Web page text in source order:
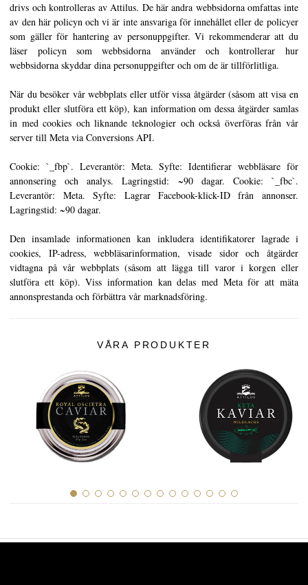
drivs och kontrolleras av Attilus. De här andra webbsidorna omfattas inte
av den här policyn och vi är inte ansvariga för innehållet eller de policyer
som gäller för hantering av personuppgifter. Vi rekommenderar att du
läser policyn som webbsidorna använder och kontrollerar hur
webbsidorna skyddar dina personuppgifter och om de är tillförlitliga.
När du besöker vår webbplats eller utför vissa åtgärder (såsom att visa en
produkt eller slutföra ett köp), kan information om dessa åtgärder samlas
in med cookies och liknande teknologier och också överföras från vår
server till Meta via Conversions API.
Cookie: `_fbp`. Leverantör: Meta. Syfte: Identifierar webbläsare för
annonsering och analys. Lagringstid: ~90 dagar. Cookie: `_fbc`.
Leverantör: Meta. Syfte: Lagrar Facebook-klick-ID från annonser.
Lagringstid: ~90 dagar.
Den insamlade informationen kan inkludera identifikatorer lagrade i
cookies, IP-adress, webbläsarinformation, visade sidor och åtgärder
vidtagna på vår webbplats (såsom att lägga till varor i korgen eller
slutföra ett köp). Viss information kan delas med Meta för att mäta
annonsprestanda och förbättra vår marknadsföring.
VÅRA PRODUKTER